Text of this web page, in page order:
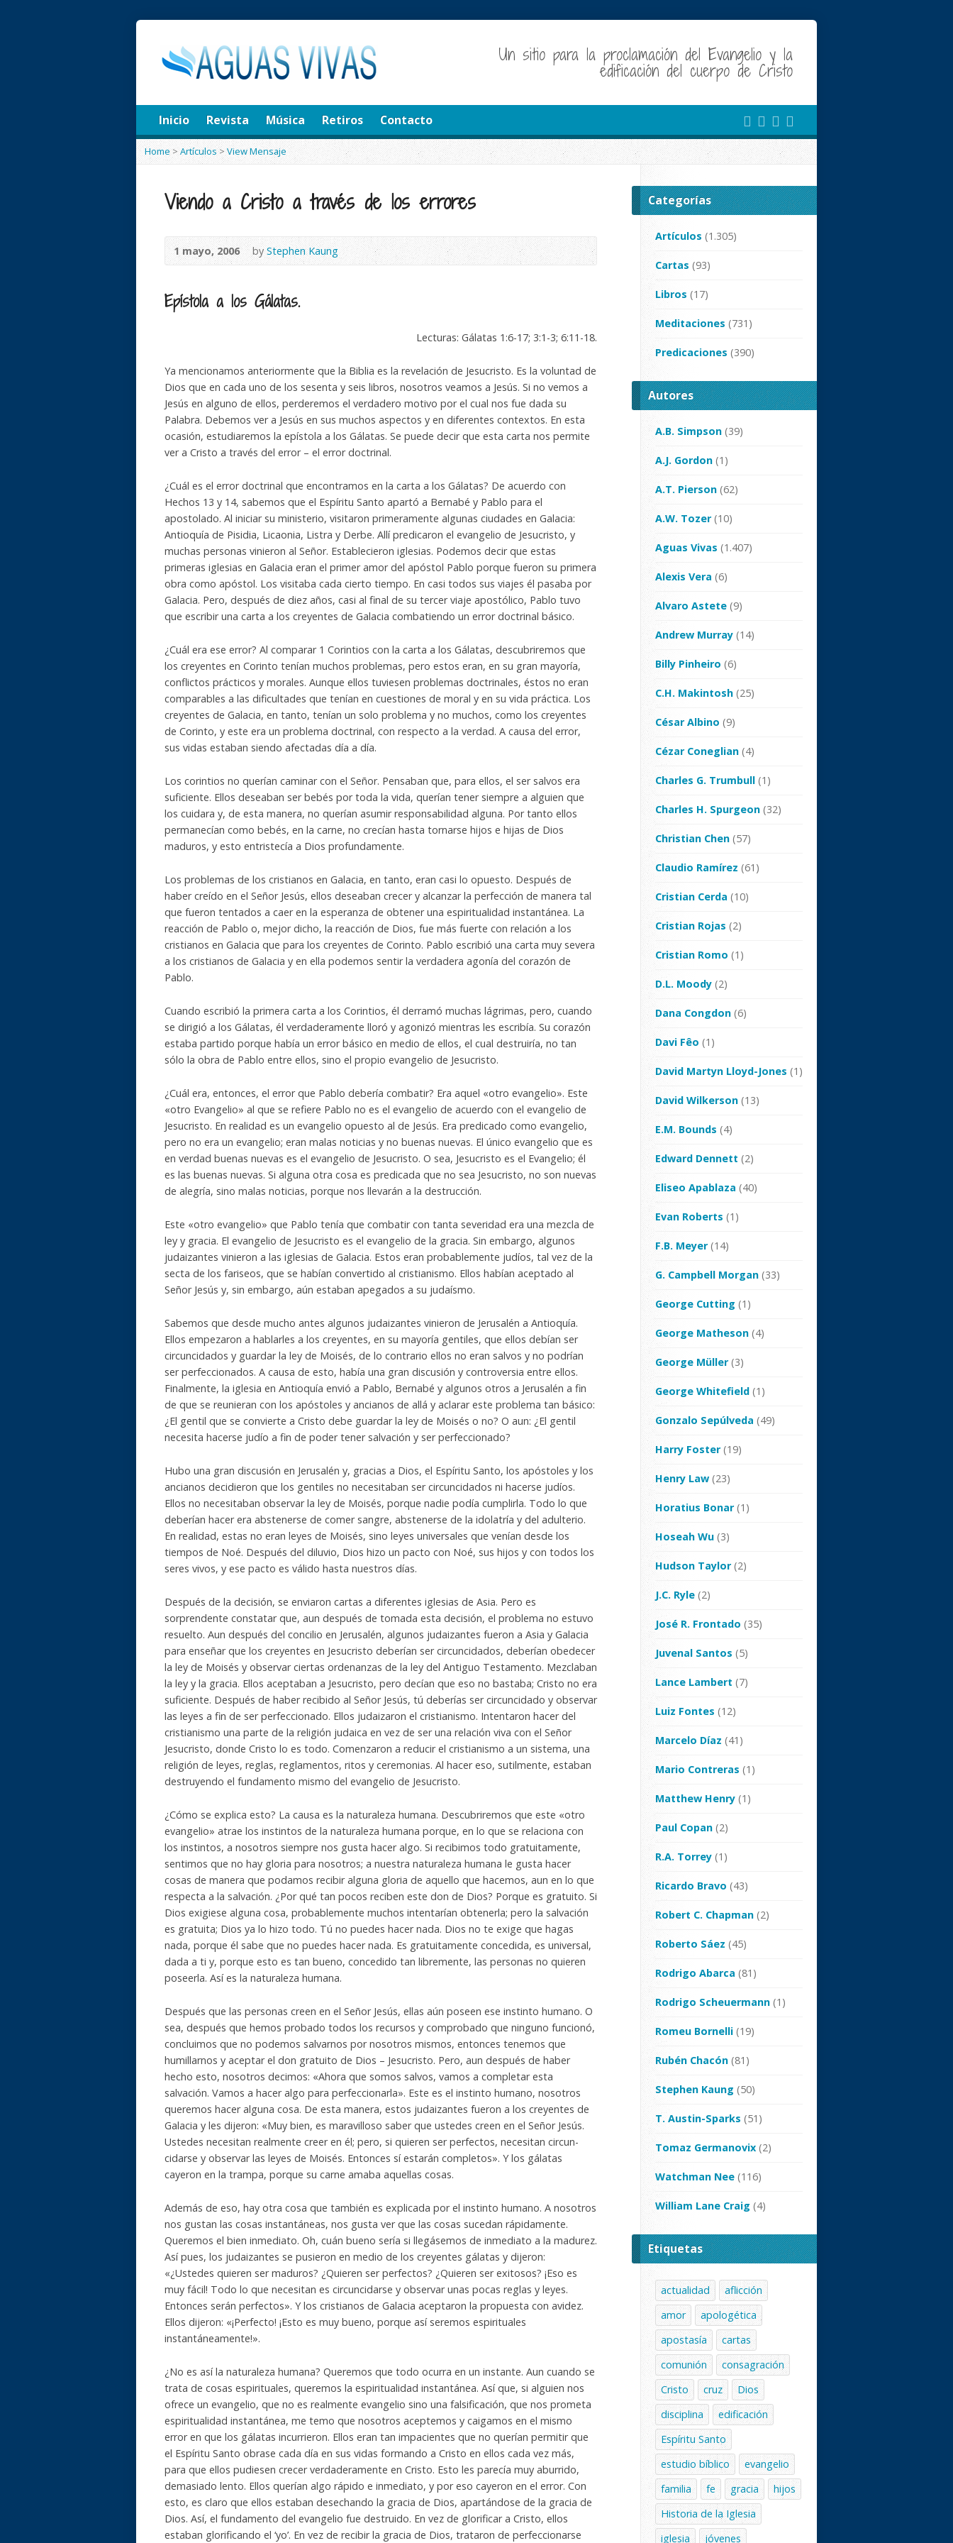
Un sitio para la proclamación del Evangelio y la
edificación del cuerpo de Cristo
Inicio Revista Música Retiros Contacto
Home > Artículos>View Mensaje
Viendo a Cristo a través de los errores
1 mayo, 2006 by Stephen Kaung
Epístola a los Gálatas.
Lecturas: Gálatas 1:6-17; 3:1-3; 6:11-18.
Ya mencionamos anteriormente que la Biblia es la revelación de Jesucristo. Es la voluntad de
Dios que en cada uno de los sesenta y seis libros, nosotros veamos a Jesús. Si no vemos a
Jesús en alguno de ellos, perderemos el verdadero motivo por el cual nos fue dada su
Palabra. Debemos ver a Jesús en sus muchos aspectos y en diferentes contextos. En esta
ocasión, estudiaremos la epístola a los Gálatas. Se puede decir que esta carta nos permite
ver a Cristo a través del error – el error doctrinal.
¿Cuál es el error doctrinal que encontramos en la carta a los Gálatas? De acuerdo con
Hechos 13 y 14, sabemos que el Espíritu Santo apartó a Bernabé y Pablo para el
apostolado. Al iniciar su ministerio, visitaron primeramente algunas ciudades en Galacia:
Antioquía de Pisidia, Licaonia, Listra y Derbe. Allí predicaron el evangelio de Jesucristo, y
muchas personas vinieron al Señor. Establecieron iglesias. Podemos decir que estas
primeras iglesias en Galacia eran el primer amor del apóstol Pablo porque fueron su primera
obra como apóstol. Los visitaba cada cierto tiempo. En casi todos sus viajes él pasaba por
Galacia. Pero, después de diez años, casi al final de su tercer viaje apostólico, Pablo tuvo
que escribir una carta a los creyentes de Galacia combatiendo un error doctrinal básico.
¿Cuál era ese error? Al comparar 1 Corintios con la carta a los Gálatas, descubriremos que
los creyentes en Corinto tenían muchos problemas, pero estos eran, en su gran mayoría,
conflictos prácticos y morales. Aunque ellos tuviesen problemas doctrinales, éstos no eran
comparables a las dificultades que tenían en cuestiones de moral y en su vida práctica. Los
creyentes de Galacia, en tanto, tenían un solo problema y no muchos, como los creyentes
de Corinto, y este era un problema doctrinal, con respecto a la verdad. A causa del error,
sus vidas estaban siendo afectadas día a día.
Los corintios no querían caminar con el Señor. Pensaban que, para ellos, el ser salvos era
suficiente. Ellos deseaban ser bebés por toda la vida, querían tener siempre a alguien que
los cuidara y, de esta manera, no querían asumir responsabilidad alguna. Por tanto ellos
permanecían como bebés, en la carne, no crecían hasta tornarse hijos e hijas de Dios
maduros, y esto entristecía a Dios profundamente.
Los problemas de los cristianos en Galacia, en tanto, eran casi lo opuesto. Después de
haber creído en el Señor Jesús, ellos deseaban crecer y alcanzar la perfección de manera tal
que fueron tentados a caer en la esperanza de obtener una espiritualidad instantánea. La
reacción de Pablo o, mejor dicho, la reacción de Dios, fue más fuerte con relación a los
cristianos en Galacia que para los creyentes de Corinto. Pablo escribió una carta muy severa
a los cristianos de Galacia y en ella podemos sentir la verdadera agonía del corazón de
Pablo.
Cuando escribió la primera carta a los Corintios, él derramó muchas lágrimas, pero, cuando
se dirigió a los Gálatas, él verdaderamente lloró y agonizó mientras les escribía. Su corazón
estaba partido porque había un error básico en medio de ellos, el cual destruiría, no tan
sólo la obra de Pablo entre ellos, sino el propio evangelio de Jesucristo.
¿Cuál era, entonces, el error que Pablo debería combatir? Era aquel «otro evangelio». Este
«otro Evangelio» al que se refiere Pablo no es el evangelio de acuerdo con el evangelio de
Jesucristo. En realidad es un evangelio opuesto al de Jesús. Era predicado como evangelio,
pero no era un evangelio; eran malas noticias y no buenas nuevas. El único evangelio que es
en verdad buenas nuevas es el evangelio de Jesucristo. O sea, Jesucristo es el Evangelio; él
es las buenas nuevas. Si alguna otra cosa es predicada que no sea Jesucristo, no son nuevas
de alegría, sino malas noticias, porque nos llevarán a la destrucción.
Este «otro evangelio» que Pablo tenía que combatir con tanta severidad era una mezcla de
ley y gracia. El evangelio de Jesucristo es el evangelio de la gracia. Sin embargo, algunos
judaizantes vinieron a las iglesias de Galacia. Estos eran probablemente judíos, tal vez de la
secta de los fariseos, que se habían convertido al cristianismo. Ellos habían aceptado al
Señor Jesús y, sin embargo, aún estaban apegados a su judaísmo.
Sabemos que desde mucho antes algunos judaizantes vinieron de Jerusalén a Antioquía.
Ellos empezaron a hablarles a los creyentes, en su mayoría gentiles, que ellos debían ser
circuncidados y guardar la ley de Moisés, de lo contrario ellos no eran salvos y no podrían
ser perfeccionados. A causa de esto, había una gran discusión y controversia entre ellos.
Finalmente, la iglesia en Antioquía envió a Pablo, Bernabé y algunos otros a Jerusalén a fin
de que se reunieran con los apóstoles y ancianos de allá y aclarar este problema tan básico:
¿El gentil que se convierte a Cristo debe guardar la ley de Moisés o no? O aun: ¿El gentil
necesita hacerse judío a fin de poder tener salvación y ser perfeccionado?
Hubo una gran discusión en Jerusalén y, gracias a Dios, el Espíritu Santo, los apóstoles y los
ancianos decidieron que los gentiles no necesitaban ser circuncidados ni hacerse judíos.
Ellos no necesitaban observar la ley de Moisés, porque nadie podía cumplirla. Todo lo que
deberían hacer era abstenerse de comer sangre, abstenerse de la idolatría y del adulterio.
En realidad, estas no eran leyes de Moisés, sino leyes universales que venían desde los
tiempos de Noé. Después del diluvio, Dios hizo un pacto con Noé, sus hijos y con todos los
seres vivos, y ese pacto es válido hasta nuestros días.
Después de la decisión, se enviaron cartas a diferentes iglesias de Asia. Pero es
sorprendente constatar que, aun después de tomada esta decisión, el problema no estuvo
resuelto. Aun después del concilio en Jerusalén, algunos judaizantes fueron a Asia y Galacia
para enseñar que los creyentes en Jesucristo deberían ser circuncidados, deberían obedecer
la ley de Moisés y observar ciertas ordenanzas de la ley del Antiguo Testamento. Mezclaban
la ley y la gracia. Ellos aceptaban a Jesucristo, pero decían que eso no bastaba; Cristo no era
suficiente. Después de haber recibido al Señor Jesús, tú deberías ser circuncidado y observar
las leyes a fin de ser perfeccionado. Ellos judaizaron el cristianismo. Intentaron hacer del
cristianismo una parte de la religión judaica en vez de ser una relación viva con el Señor
Jesucristo, donde Cristo lo es todo. Comenzaron a reducir el cristianismo a un sistema, una
religión de leyes, reglas, reglamentos, ritos y ceremonias. Al hacer eso, sutilmente, estaban
destruyendo el fundamento mismo del evangelio de Jesucristo.
¿Cómo se explica esto? La causa es la naturaleza humana. Descubriremos que este «otro
evangelio» atrae los instintos de la naturaleza humana porque, en lo que se relaciona con
los instintos, a nosotros siempre nos gusta hacer algo. Si recibimos todo gratuitamente,
sentimos que no hay gloria para nosotros; a nuestra naturaleza humana le gusta hacer
cosas de manera que podamos recibir alguna gloria de aquello que hacemos, aun en lo que
respecta a la salvación. ¿Por qué tan pocos reciben este don de Dios? Porque es gratuito. Si
Dios exigiese alguna cosa, probablemente muchos intentarían obtenerla; pero la salvación
es gratuita; Dios ya lo hizo todo. Tú no puedes hacer nada. Dios no te exige que hagas
nada, porque él sabe que no puedes hacer nada. Es gratuitamente concedida, es universal,
dada a ti y, porque esto es tan bueno, concedido tan libremente, las personas no quieren
poseerla. Así es la naturaleza humana.
Después que las personas creen en el Señor Jesús, ellas aún poseen ese instinto humano. O
sea, después que hemos probado todos los recursos y comprobado que ninguno funcionó,
concluimos que no podemos salvarnos por nosotros mismos, entonces tenemos que
humillarnos y aceptar el don gratuito de Dios – Jesucristo. Pero, aun después de haber
hecho esto, nosotros decimos: «Ahora que somos salvos, vamos a completar esta
salvación. Vamos a hacer algo para perfeccionarla». Este es el instinto humano, nosotros
queremos hacer alguna cosa. De esta manera, estos judaizantes fueron a los creyentes de
Galacia y les dijeron: «Muy bien, es maravilloso saber que ustedes creen en el Señor Jesús.
Ustedes necesitan realmente creer en él; pero, si quieren ser perfectos, necesitan circun-
cidarse y observar las leyes de Moisés. Entonces sí estarán completos». Y los gálatas
cayeron en la trampa, porque su carne amaba aquellas cosas.
Además de eso, hay otra cosa que también es explicada por el instinto humano. A nosotros
nos gustan las cosas instantáneas, nos gusta ver que las cosas sucedan rápidamente.
Queremos el bien inmediato. Oh, cuán bueno sería si llegásemos de inmediato a la madurez.
Así pues, los judaizantes se pusieron en medio de los creyentes gálatas y dijeron:
«¿Ustedes quieren ser maduros? ¿Quieren ser perfectos? ¿Quieren ser exitosos? ¡Eso es
muy fácil! Todo lo que necesitan es circuncidarse y observar unas pocas reglas y leyes.
Entonces serán perfectos». Y los cristianos de Galacia aceptaron la propuesta con avidez.
Ellos dijeron: «¡Perfecto! ¡Esto es muy bueno, porque así seremos espirituales
instantáneamente!».
¿No es así la naturaleza humana? Queremos que todo ocurra en un instante. Aun cuando se
trata de cosas espirituales, queremos la espiritualidad instantánea. Así que, si alguien nos
ofrece un evangelio, que no es realmente evangelio sino una falsificación, que nos prometa
espiritualidad instantánea, me temo que nosotros aceptemos y caigamos en el mismo
error en que los gálatas incurrieron. Ellos eran tan impacientes que no querían permitir que
el Espíritu Santo obrase cada día en sus vidas formando a Cristo en ellos cada vez más,
para que ellos pudiesen crecer verdaderamente en Cristo. Esto les parecía muy aburrido,
demasiado lento. Ellos querían algo rápido e inmediato, y por eso cayeron en el error. Con
esto, es claro que ellos estaban desechando la gracia de Dios, apartándose de la gracia de
Dios. Así, el fundamento del evangelio fue destruido. En vez de glorificar a Cristo, ellos
estaban glorificando el ‘yo’. En vez de recibir la gracia de Dios, trataron de perfeccionarse
Categorías
Artículos (1.305)
Cartas (93)
Libros (17)
Meditaciones (731)
Predicaciones (390)
Autores
A.B. Simpson (39)
A.J. Gordon (1)
A.T. Pierson (62)
A.W. Tozer(10)
Aguas Vivas (1.407)
Alexis Vera (6)
Alvaro Astete (9)
Andrew Murray (14)
Billy Pinheiro (6)
C.H. Makintosh (25)
César Albino (9)
Cézar Coneglian (4)
Charles G. Trumbull (1)
Charles H. Spurgeon (32)
Christian Chen (57)
Claudio Ramírez (61)
Cristian Cerda (10)
Cristian Rojas (2)
Cristian Romo (1)
D.L. Moody (2)
Dana Congdon (6)
Davi Fêo (1)
David Martyn Lloyd-Jones (1)
David Wilkerson (13)
E.M. Bounds (4)
Edward Dennett (2)
Eliseo Apablaza (40)
Evan Roberts (1)
F.B. Meyer(14)
G. Campbell Morgan (33)
George Cutting (1)
George Matheson (4)
George Müller(3)
George Whitefield (1)
Gonzalo Sepúlveda (49)
Harry Foster(19)
Henry Law (23)
Horatius Bonar(1)
Hoseah Wu (3)
Hudson Taylor(2)
J.C. Ryle (2)
José R. Frontado (35)
Juvenal Santos (5)
Lance Lambert (7)
Luiz Fontes (12)
Marcelo Díaz (41)
Mario Contreras (1)
Matthew Henry (1)
Paul Copan (2)
R.A. Torrey (1)
Ricardo Bravo (43)
Robert C. Chapman (2)
Roberto Sáez (45)
Rodrigo Abarca (81)
Rodrigo Scheuermann (1)
Romeu Bornelli (19)
Rubén Chacón (81)
Stephen Kaung (50)
T. Austin-Sparks (51)
Tomaz Germanovix (2)
Watchman Nee (116)
William Lane Craig (4)
Etiquetas
actualidad
aflicción
amor
apologética
apostasía
cartas
comunión
consagración
Cristo
cruz
Dios
disciplina
edificación
Espíritu Santo
estudio bíblico
evangelio
familia
fe gracia
hijos
Historia de la Iglesia
iglesia
jóvenes